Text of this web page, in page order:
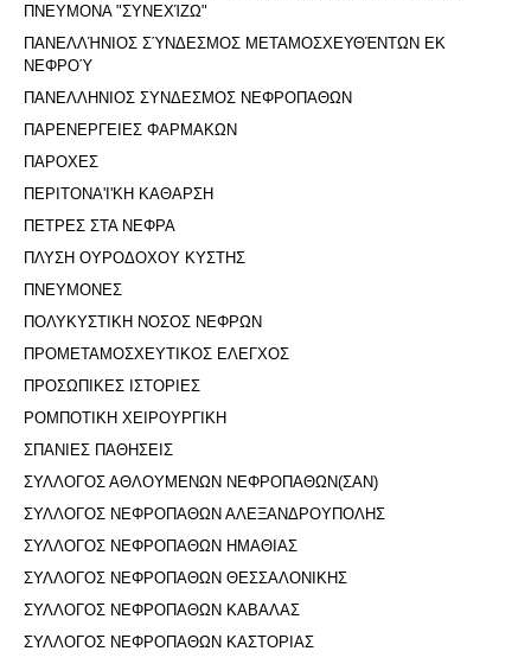
ΠΝΕΥΜΟΝΑ "ΣΥΝΕΧΊΖΩ"
ΠΑΝΕΛΛΉΝΙΟΣ ΣΎΝΔΕΣΜΟΣ ΜΕΤΑΜΟΣΧΕΥΘΈΝΤΩΝ ΕΚ
ΝΕΦΡΟΎ
ΠΑΝΕΛΛΗΝΙΟΣ ΣΥΝΔΕΣΜΟΣ ΝΕΦΡΟΠΑΘΩΝ
ΠΑΡΕΝΕΡΓΕΙΕΣ ΦΑΡΜΑΚΩΝ
ΠΑΡΟΧΕΣ
ΠΕΡΙΤΟΝΑ'I'ΚΗ ΚΑΘΑΡΣΗ
ΠΕΤΡΕΣ ΣΤΑ ΝΕΦΡΑ
ΠΛΥΣΗ ΟΥΡΟΔΟΧΟΥ ΚΥΣΤΗΣ
ΠΝΕΥΜΟΝΕΣ
ΠΟΛΥΚΥΣΤΙΚΗ ΝΟΣΟΣ ΝΕΦΡΩΝ
ΠΡΟΜΕΤΑΜΟΣΧΕΥΤΙΚΟΣ ΕΛΕΓΧΟΣ
ΠΡΟΣΩΠΙΚΕΣ ΙΣΤΟΡΙΕΣ
ΡΟΜΠΟΤΙΚΗ ΧΕΙΡΟΥΡΓΙΚΗ
ΣΠΑΝΙΕΣ ΠΑΘΗΣΕΙΣ
ΣΥΛΛΟΓΟΣ ΑΘΛΟΥΜΕΝΩΝ ΝΕΦΡΟΠΑΘΩΝ(ΣΑΝ)
ΣΥΛΛΟΓΟΣ ΝΕΦΡΟΠΑΘΩΝ ΑΛΕΞΑΝΔΡΟΥΠΟΛΗΣ
ΣΥΛΛΟΓΟΣ ΝΕΦΡΟΠΑΘΩΝ ΗΜΑΘΙΑΣ
ΣΥΛΛΟΓΟΣ ΝΕΦΡΟΠΑΘΩΝ ΘΕΣΣΑΛΟΝΙΚΗΣ
ΣΥΛΛΟΓΟΣ ΝΕΦΡΟΠΑΘΩΝ ΚΑΒΑΛΑΣ
ΣΥΛΛΟΓΟΣ ΝΕΦΡΟΠΑΘΩΝ ΚΑΣΤΟΡΙΑΣ